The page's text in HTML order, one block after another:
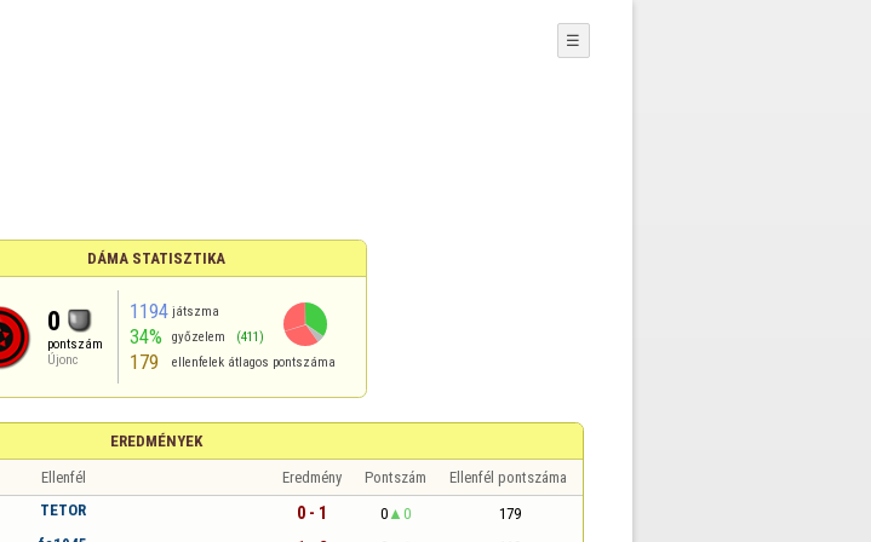
☰
DÁMA STATISZTIKA
0
pontszám
Újonc
1194 játszma
34% győzelem (411)
179 ellenfelek átlagos pontszáma
EREDMÉNYEK
Ellenfél Eredmény Pontszám Ellenfél pontszáma
TETOR 0 - 1 0 0
179